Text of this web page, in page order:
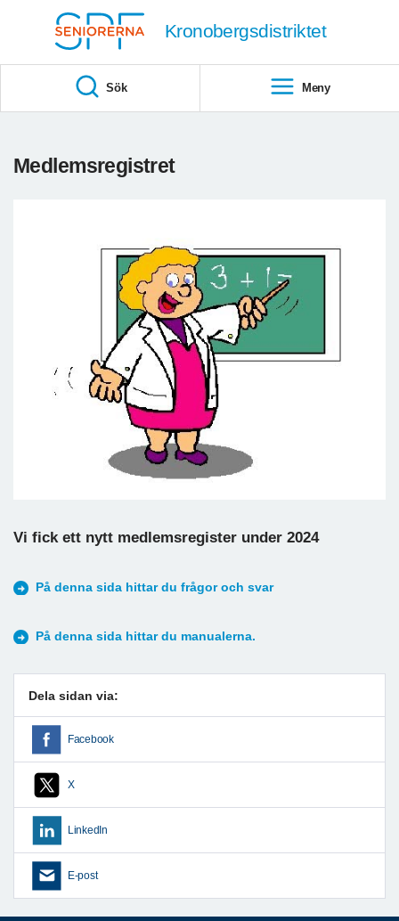
Kronobergsdistriktet
Sök Meny
Medlemsregistret
Vi fick ett nytt medlemsregister under 2024
På denna sida hittar du frågor och svar
På denna sida hittar du manualerna.
Dela sidan via:
Facebook
X
LinkedIn
E-post